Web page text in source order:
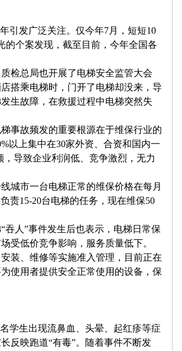
引发广泛关注。仅今年7月，短短10
的个案发现，截至目前，今年全国各
检总局也开展了电梯安全监管大会
搭乘电梯时，门开了电梯却没来，导
生故障，在救援过程中电梯突然失
故频发的重要根源在于维保行业的
以上集中在30家外资、合资和国内一
，导致企业利润低、竞争激烈，无力
市一台电梯正常的维保价格在每月
责15-20台电梯的任务，现在维保50
“吞人 ”事件发生后也表示，电梯日常保
受低价竞争影响，服务质量低下。
、维修等实施准入管理，目前正在
使用者提供安全正常使用的设备，保
学生出现流鼻血、头晕、起红疹等症
反映跑道“有毒”。随着事件不断发